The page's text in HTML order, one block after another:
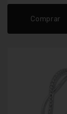
Comprar